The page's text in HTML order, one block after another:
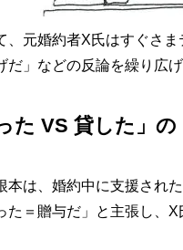
元婚約者X氏はすぐさま
だ」などの反論を繰り広げ
た VS 貸した」
は、婚約中に支援され
た＝贈与だ」と主張し、